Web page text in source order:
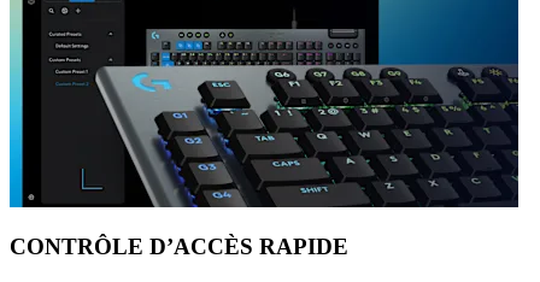
CONTRÔLE D’ACCÈS RAPIDE